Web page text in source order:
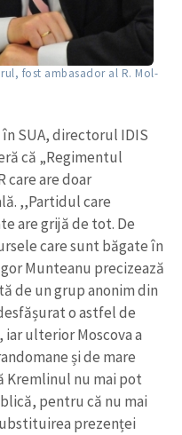
fos­t amba­sa­dor al R. Mol­
SUA, directorul IDIS
că „Regimentul
care are doar
,,Partidul care
are grijă de tot. De
care sunt băgate în
Munteanu precizează
de un grup anonim din
o astfel de
ulterior Moscova a
și de mare
Kremlinul nu mai pot
pentru că nu mai
prezenței